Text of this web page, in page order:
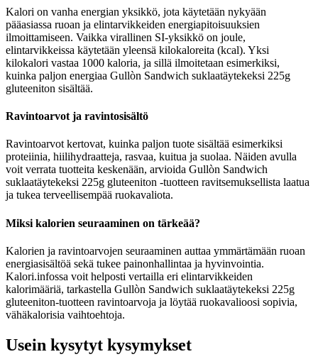
Kalori on vanha energian yksikkö, jota käytetään nykyään
pääasiassa ruoan ja elintarvikkeiden energiapitoisuuksien
ilmoittamiseen. Vaikka virallinen SI-yksikkö on joule,
elintarvikkeissa käytetään yleensä kilokaloreita (kcal). Yksi
kilokalori vastaa 1000 kaloria, ja sillä ilmoitetaan esimerkiksi,
kuinka paljon energiaa Gullòn Sandwich suklaatäytekeksi 225g
gluteeniton sisältää.
Ravintoarvot ja ravintosisältö
Ravintoarvot kertovat, kuinka paljon tuote sisältää esimerkiksi
proteiinia, hiilihydraatteja, rasvaa, kuitua ja suolaa. Näiden avulla
voit verrata tuotteita keskenään, arvioida Gullòn Sandwich
suklaatäytekeksi 225g gluteeniton -tuotteen ravitsemuksellista laatua
ja tukea terveellisempää ruokavaliota.
Miksi kalorien seuraaminen on tärkeää?
Kalorien ja ravintoarvojen seuraaminen auttaa ymmärtämään ruoan
energiasisältöä sekä tukee painonhallintaa ja hyvinvointia.
Kalori.infossa voit helposti vertailla eri elintarvikkeiden
kalorimääriä, tarkastella Gullòn Sandwich suklaatäytekeksi 225g
gluteeniton-tuotteen ravintoarvoja ja löytää ruokavalioosi sopivia,
vähäkalorisia vaihtoehtoja.
Usein kysytyt kysymykset